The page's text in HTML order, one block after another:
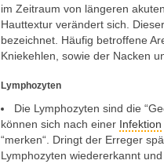
im Zeitraum von längeren
Hauttextur verändert sich.
bezeichnet. Häufig betroffene
Kniekehlen, sowie der Nacken
Lymphozyten
Die Lymphozyten sind die
können sich nach einer Infektion
“merken“. Dringt der Erreger
Lymphozyten wiedererkannt